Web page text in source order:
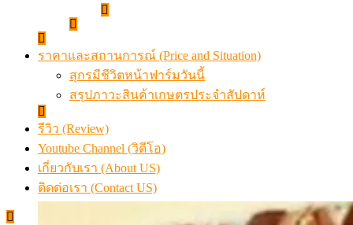
ราคาและสถานการณ์ (Price and Situation)
สุกรมีชีวิตหน้าฟาร์มวันนี้
สรุปภาวะสินค้าเกษตรประจำสัปดาห์
รีวิว (Review)
Youtube Channel (วิดีโอ)
เกี่ยวกับเรา (About US)
ติดต่อเรา (Contact US)